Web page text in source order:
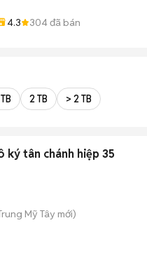
4.3 304đã bán
2 TB > 2 TB
ký tân chánh hiệp 35
Mỹ Tây mới)